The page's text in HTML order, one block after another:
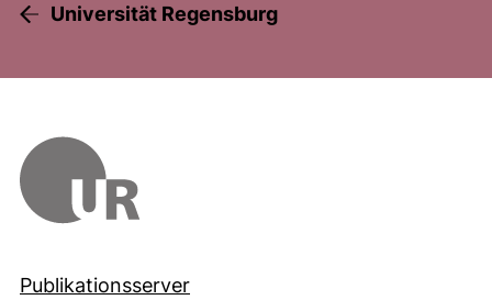
Universität Regensburg
Publikationsserver